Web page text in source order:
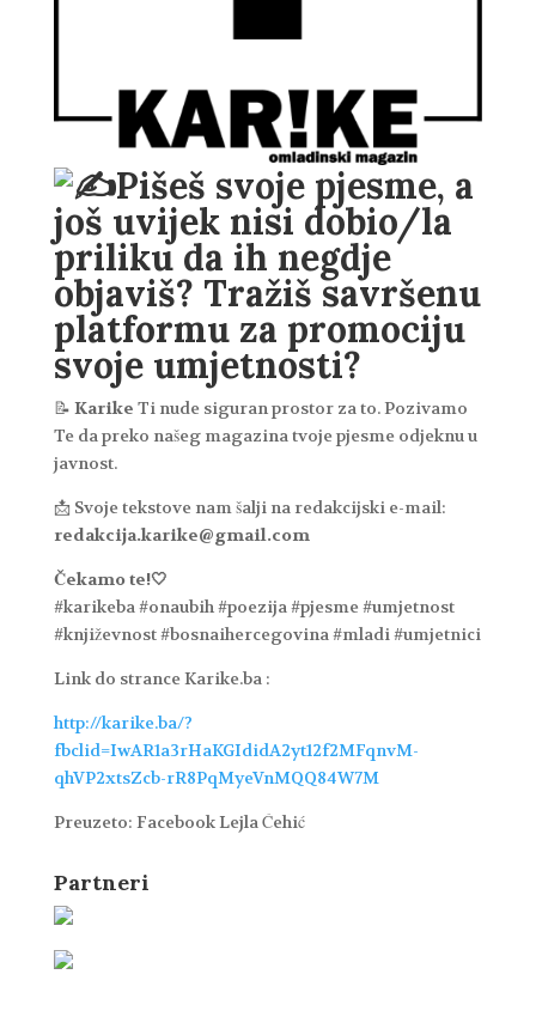
Pišeš svoje pjesme, a
još uvijek nisi dobio/la
priliku da ih negdje
objaviš? Tražiš savršenu
platformu za promociju
svoje umjetnosti?
📝 Karike Ti nude siguran prostor za to. Pozivamo
Te da preko našeg magazina tvoje pjesme odjeknu u
javnost.
📩 Svoje tekstove nam šalji na redakcijski e-mail:
redakcija.karike@gmail.com
Čekamo te!🤍
#karikeba #onaubih #poezija #pjesme #umjetnost
#književnost #bosnaihercegovina #mladi #umjetnici
Link do strance Karike.ba :
http://karike.ba/?
fbclid=IwAR1a3rHaKGIdidA2yt12f2MFqnvM-
qhVP2xtsZcb-rR8PqMyeVnMQQ84W7M
Preuzeto: Facebook Lejla Ćehić
Partneri